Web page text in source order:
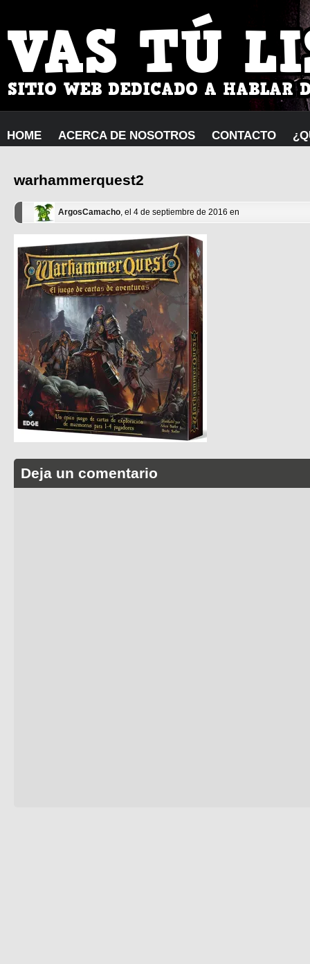
HOME ACERCA DE NOSOTROS CONTACTO
warhammerquest2
ArgosCamacho, el 4 de septiembre de 2016 en
Deja un comentario